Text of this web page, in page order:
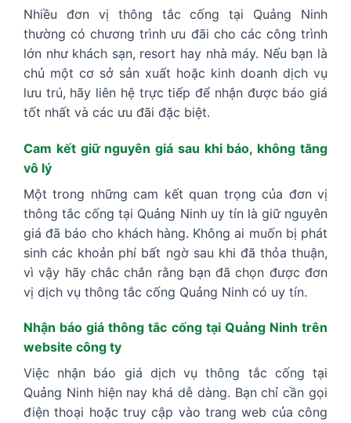
Nhiều đơn vị thông tắc cống tại Quảng Ninh
thường có chương trình ưu đãi cho các công trình
lớn như khách sạn, resort hay nhà máy. Nếu bạn là
chủ một cơ sở sản xuất hoặc kinh doanh dịch vụ
lưu trú, hãy liên hệ trực tiếp để nhận được báo giá
tốt nhất và các ưu đãi đặc biệt.
Cam kết giữ nguyên giá sau khi báo, không tăng
vô lý
Một trong những cam kết quan trọng của đơn vị
thông tắc cống tại Quảng Ninh uy tín là giữ nguyên
giá đã báo cho khách hàng. Không ai muốn bị phát
sinh các khoản phí bất ngờ sau khi đã thỏa thuận,
vì vậy hãy chắc chắn rằng bạn đã chọn được đơn
vị dịch vụ thông tắc cống Quảng Ninh có uy tín.
Nhận báo giá thông tắc cống tại Quảng Ninh trên
website công ty
Việc nhận báo giá dịch vụ thông tắc cống tại
Quảng Ninh hiện nay khá dễ dàng. Bạn chỉ cần gọi
điện thoại hoặc truy cập vào trang web của công